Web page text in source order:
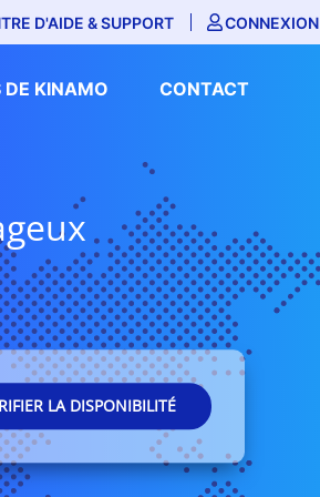
D'AIDE & SUPPORT CONNEXION
DE KINAMO CONTACT
LA DISPONIBILITÉ